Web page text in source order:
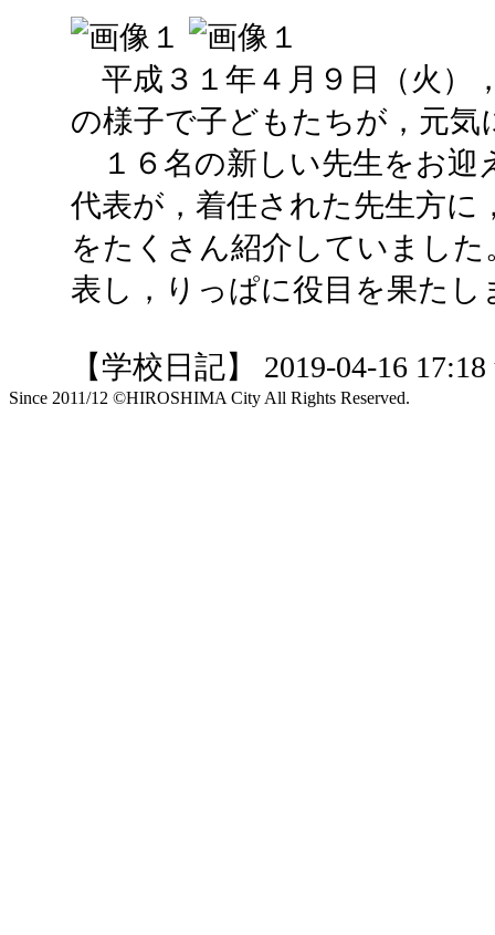
平成３１年４月９日（火）
の様子で子どもたちが，元気
１６名の新しい先生をお迎
代表が，着任された先生方
をたくさん紹介していまし
表し，りっぱに役目を果たし
【学校日記】 2019-04-16 17:18
Since 2011/12 ©HIROSHIMA City All Rights Reserved.